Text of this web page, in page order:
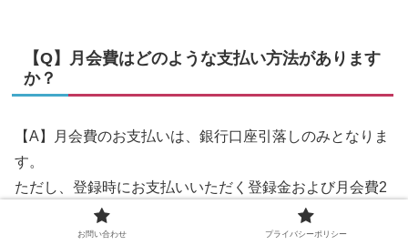
【Q】月会費はどのような支払い方法があります
か？
【A】月会費のお支払いは、銀行口座引落しのみとなりま
す。
ただし、登録時にお支払いいただく登録金および月会費2
ヶ月分に限り、
お問い合わせ プライバシーポリシー